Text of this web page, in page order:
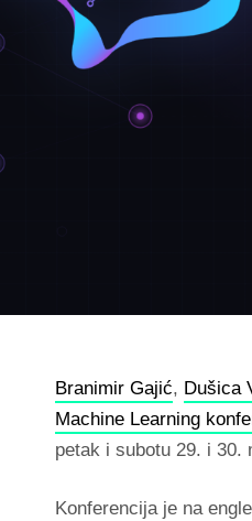
Branimir Gajić, Dušica
Machine Learning
petak i subotu 29. i 30.
Konferencija je na